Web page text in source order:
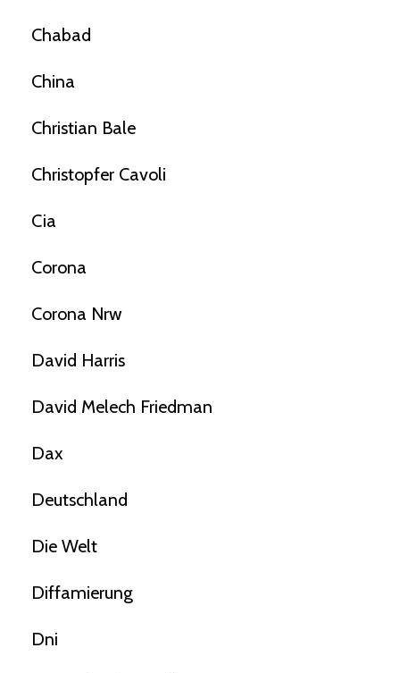
Chabad
China
Christian Bale
Christopfer Cavoli
Cia
Corona
Corona Nrw
David Harris
David Melech Friedman
Dax
Deutschland
Die Welt
Diffamierung
Dni